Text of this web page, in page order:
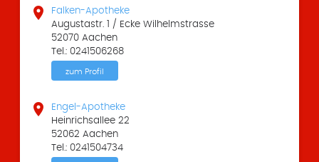

Falken-Apotheke
Augustastr. 1 / Ecke Wilhelmstrasse
52070 Aachen
Tel.: 0241506268
zum Profil

Engel-Apotheke
Heinrichsallee 22
52062 Aachen
Tel.: 0241504734